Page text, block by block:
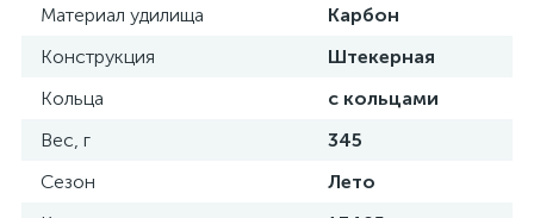
Материал удилища
Карбон
Конструкция
Штекерная
Кольца
с кольцами
Вес, г
345
Сезон
Лето